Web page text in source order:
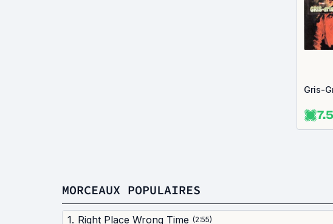
Gris-
7.5
MORCEAUX POPULAIRES
1. Right Place Wrong Time (2:55)